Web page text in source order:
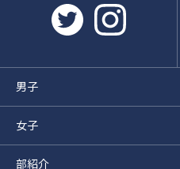
twitterinstagram
男子
女子
部紹介